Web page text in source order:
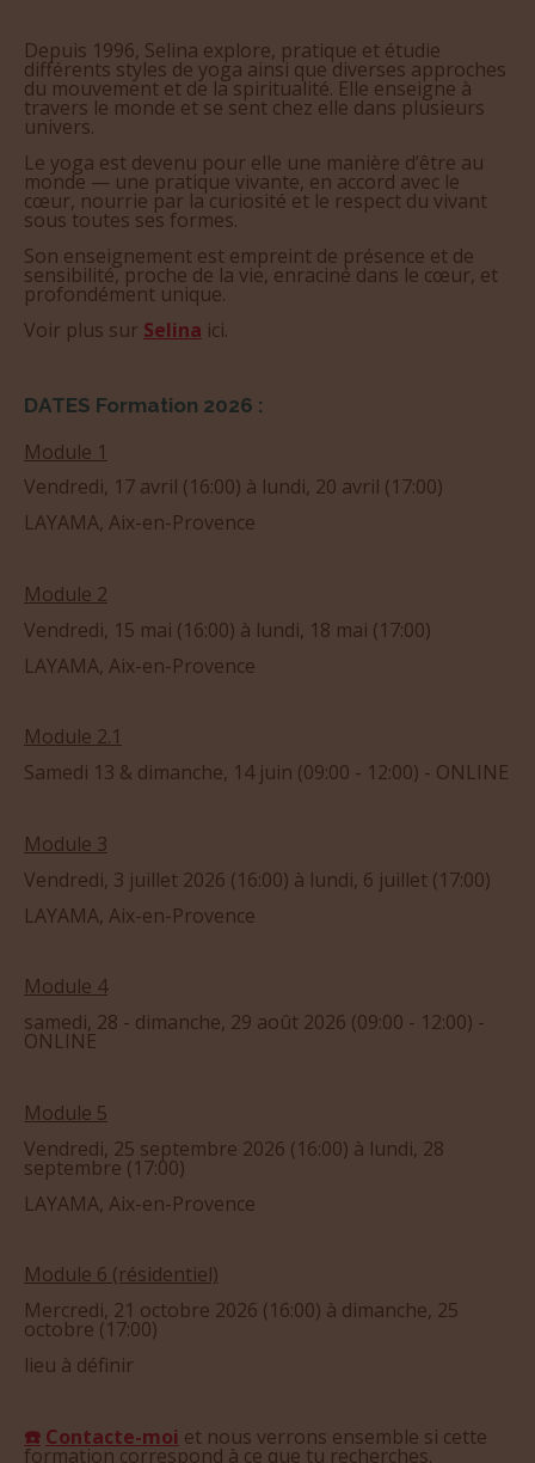
du mouvement et de la spiritualité. Elle enseigne à
travers le monde et se sent chez elle dans plusieurs
univers.
Le yoga est devenu pour elle une manière d’être au
monde — une pratique vivante, en accord avec le
cœur, nourrie par la curiosité et le respect du vivant
sous toutes ses formes.
Son enseignement est empreint de présence et de
sensibilité, proche de la vie, enraciné dans le cœur, et
profondément unique.
Voir plus surSelinaici.
Module 1
LAYAMA, Aix-en-Provence
Vendredi, 15 mai (16:00) à lundi, 18 mai (17:00)
LAYAMA, Aix-en-Provence
Samedi 13 & dimanche, 14 juin (09:00 - 12:00) - ONLINE
Vendredi, 3 juillet 2026 (16:00) à lundi, 6 juillet (17:00)
LAYAMA, Aix-en-Provence
samedi, 28 - dimanche, 29 août 2026 (09:00 - 12:00) -
ONLINE
Vendredi, 25 septembre 2026 (16:00) à lundi, 28
septembre (17:00)
LAYAMA, Aix-en-Provence
Mercredi, 21 octobre 2026 (16:00) à dimanche, 25
octobre (17:00)
lieu à définir
Possibilité d'accreditation QUALIOPI